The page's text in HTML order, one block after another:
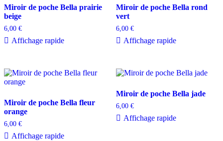
Miroir de poche Bella prairie
beige
6,00 €
Affichage rapide
Miroir de poche Bella rond
vert
6,00 €
Affichage rapide
Miroir de poche Bella fleur
orange
6,00 €
Affichage rapide
Miroir de poche Bella jade
6,00 €
Affichage rapide